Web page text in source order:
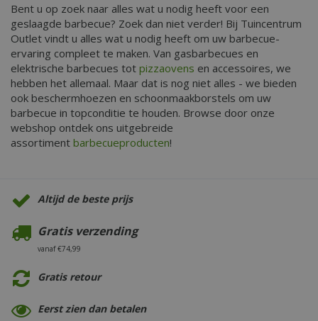
Bent u op zoek naar alles wat u nodig heeft voor een
geslaagde barbecue? Zoek dan niet verder! Bij Tuincentrum
Outlet vindt u alles wat u nodig heeft om uw barbecue-
ervaring compleet te maken. Van gasbarbecues en
elektrische barbecues tot pizzaovens en accessoires, we
hebben het allemaal. Maar dat is nog niet alles - we bieden
ook beschermhoezen en schoonmaakborstels om uw
barbecue in topconditie te houden. Browse door onze
webshop ontdek ons uitgebreide
assortiment barbecueproducten!
Altijd de beste prijs
Gratis verzending
vanaf €74,99
Gratis retour
Eerst zien dan betalen